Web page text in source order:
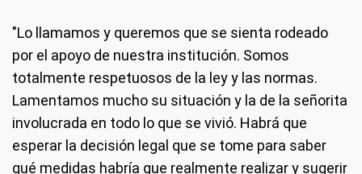
"Lo llamamos y queremos que se sienta rodeado
por el apoyo de nuestra institución. Somos
totalmente respetuosos de la ley y las normas.
Lamentamos mucho su situación y la de la señorita
involucrada en todo lo que se vivió. Habrá que
esperar la decisión legal que se tome para saber
qué medidas habría que realmente realizar y sugerir